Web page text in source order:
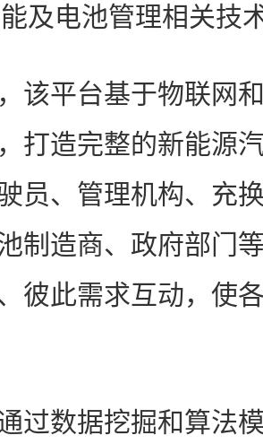
及电池管理相关技
平台基于物联网和
打造完整的新能源
员、管理机构、充
制造商、政府部门
彼此需求互动，使
数据挖掘和算法模